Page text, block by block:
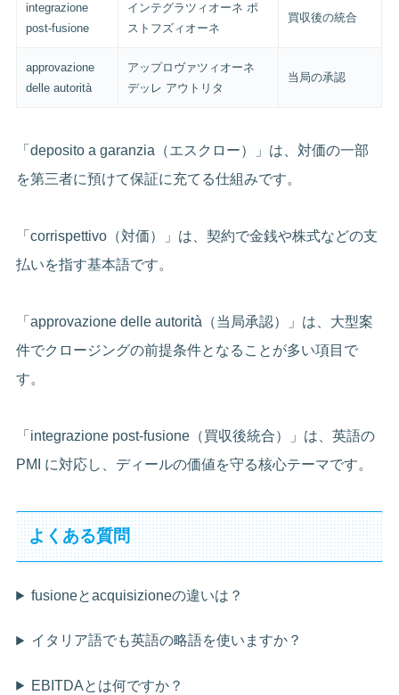
integrazione
post-fusione
インテグラツィオーネ ポ
ストフズィオーネ
買収後の統合
approvazione
delle autorità
アップロヴァツィオーネ
デッレ アウトリタ
当局の承認
「deposito a garanzia（エスクロー）」は、対価の一部
を第三者に預けて保証に充てる仕組みです。
「corrispettivo（対価）」は、契約で金銭や株式などの支
払いを指す基本語です。
「approvazione delle autorità（当局承認）」は、大型案
件でクロージングの前提条件となることが多い項目で
す。
「integrazione post-fusione（買収後統合）」は、英語の
PMI に対応し、ディールの価値を守る核心テーマです。
よくある質問
fusioneとacquisizioneの違いは？
イタリア語でも英語の略語を使いますか？
EBITDAとは何ですか？